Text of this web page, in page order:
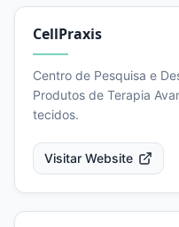
CellPraxis
Centro de Pesquisa e
Produtos de Terapia
tecidos.
Visitar Website